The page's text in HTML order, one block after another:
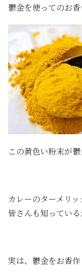
鬱金を使ってのお
この黄色い粉末が鬱
カレーのターメリ
皆さんも知ってい
実は、鬱金をお香作